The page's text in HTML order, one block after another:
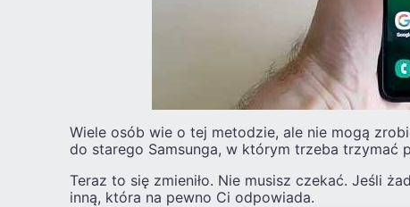
Wiele osób wie o tej metodzie, ale nie mogą
do starego Samsunga, w którym trzeba trzymać
Teraz to się zmieniło. Nie musisz czekać. Jeśli
inną, która na pewno Ci odpowiada.